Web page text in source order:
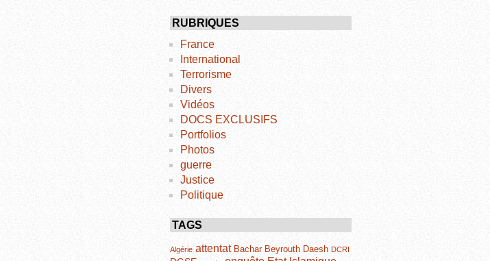
RUBRIQUES
France
International
Terrorisme
Divers
Vidéos
DOCS EXCLUSIFS
Portfolios
Photos
guerre
Justice
Politique
TAGS
Algérie attentat Bachar Beyrouth Daesh DCRI